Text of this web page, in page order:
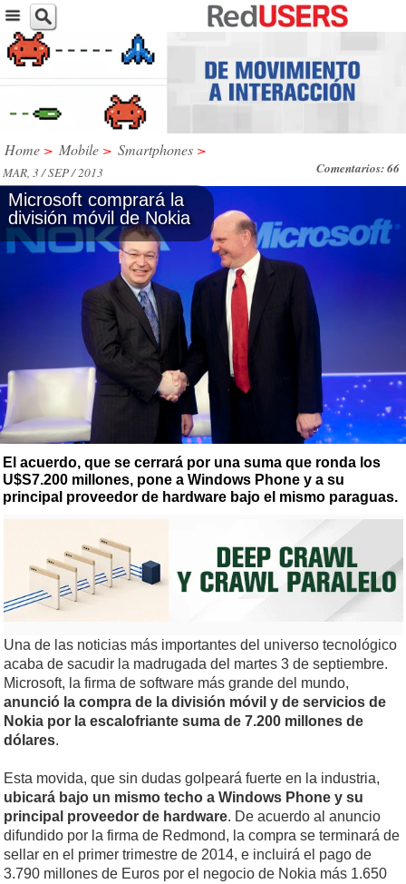
Home > Mobile > Smartphones >
Comentarios: 66
MAR, 3 / SEP / 2013
Microsoft comprará la
división móvil de Nokia
El acuerdo, que se cerrará por una suma que ronda los
U$S7.200 millones, pone a Windows Phone y a su
principal proveedor de hardware bajo el mismo paraguas.
Una de las noticias más importantes del universo tecnológico
acaba de sacudir la madrugada del martes 3 de septiembre.
Microsoft, la firma de software más grande del mundo,
anunció la compra de la división móvil y de servicios de
Nokia por la escalofriante suma de 7.200 millones de
dólares.
Esta movida, que sin dudas golpeará fuerte en la industria,
ubicará bajo un mismo techo a Windows Phone y su
principal proveedor de hardware. De acuerdo al anuncio
difundido por la firma de Redmond, la compra se terminará de
sellar en el primer trimestre de 2014, e incluirá el pago de
3.790 millones de Euros por el negocio de Nokia más 1.650